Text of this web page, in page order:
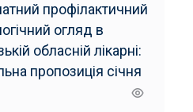
профілактичний
огляд в
обласній лікарні:
пропозиція січня